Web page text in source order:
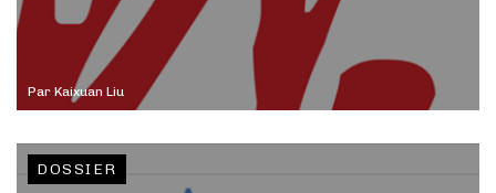
Par Kaixuan Liu
DOSSIER